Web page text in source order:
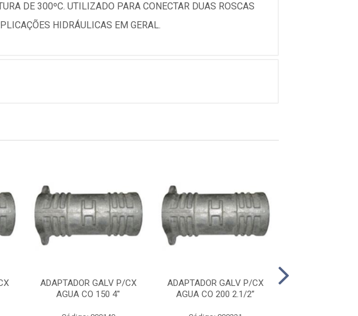
DE 300ºC. UTILIZADO PARA CONECTAR DUAS ROSCAS
HIDRÁULICAS EM GERAL.
ADAPTADOR GALV P/CX
AGUA CO 150 4''
ADAPTADOR GALV P/CX
AGUA CO 200 2.1/2”